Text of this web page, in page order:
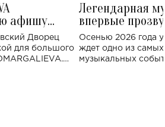
афишу
во Дворце
Дворец
для большого
Легендарная
впервые
Украине: где
Осенью 2026 года
ждет одно из
музыкальных